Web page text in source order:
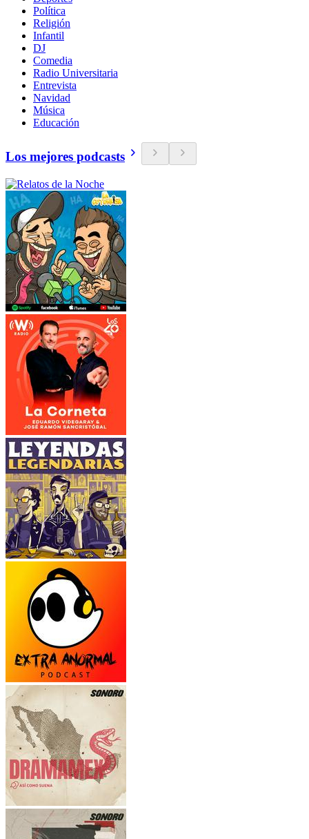
Política
Religión
Infantil
DJ
Comedia
Radio Universitaria
Entrevista
Navidad
Música
Educación
Los mejores podcasts